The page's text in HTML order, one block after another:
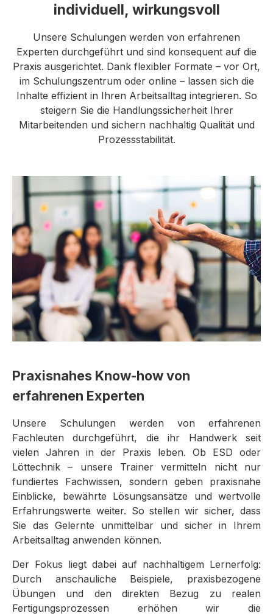
individuell, wirkungsvoll
Unsere Schulungen werden von erfahrenen
Experten durchgeführt und sind konsequent auf die
Praxis ausgerichtet. Dank flexibler Formate – vor Ort,
im Schulungszentrum oder online – lassen sich die
Inhalte effizient in Ihren Arbeitsalltag integrieren. So
steigern Sie die Handlungssicherheit Ihrer
Mitarbeitenden und sichern nachhaltig Qualität und
Prozessstabilität.
Praxisnahes Know-how von
erfahrenen Experten
Unsere Schulungen werden von erfahrenen
Fachleuten durchgeführt, die ihr Handwerk seit
vielen Jahren in der Praxis leben. Ob ESD oder
Löttechnik – unsere Trainer vermitteln nicht nur
fundiertes Fachwissen, sondern geben praxisnahe
Einblicke, bewährte Lösungsansätze und wertvolle
Erfahrungswerte weiter. So stellen wir sicher, dass
Sie das Gelernte unmittelbar und sicher in Ihrem
Arbeitsalltag anwenden können.
Der Fokus liegt dabei auf nachhaltigem Lernerfolg:
Durch anschauliche Beispiele, praxisbezogene
Übungen und den direkten Bezug zu realen
Fertigungsprozessen erhöhen wir die